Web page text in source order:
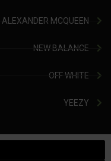
ALEXANDER MCQUEEN
NEW BALANCE
OFF WHITE
YEEZY